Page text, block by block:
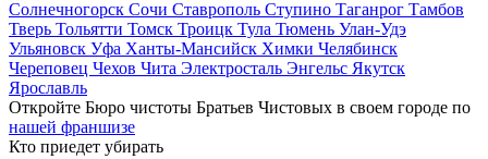
Солнечногорск Сочи Ставрополь Ступино Таганрог Тамбов
Тверь Тольятти Томск Троицк Тула Тюмень Улан-Удэ
Ульяновск Уфа Ханты-Мансийск Химки Челябинск
Череповец Чехов Чита Электросталь Энгельс Якутск
Ярославль
Откройте Бюро чистоты Братьев Чистовых в своем городе по
нашей франшизе
Кто приедет убирать